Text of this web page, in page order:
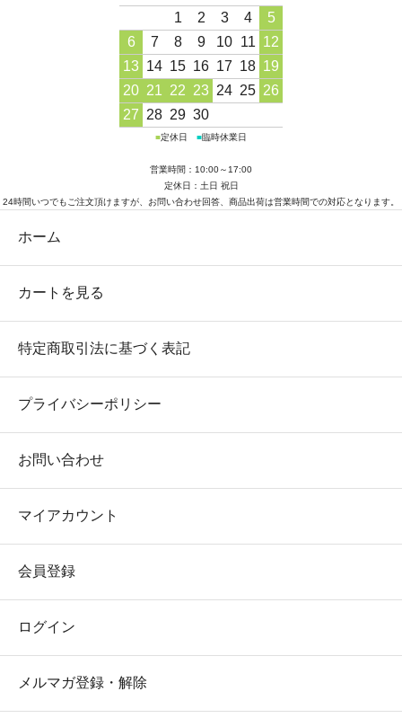
1
2 3 4
5
6
7 8 9 10 11 12
13 14 15 16 17 18 19
20 21 22 23 24 25 26
27 28 29 30
■定休日 ■臨時休業日
営業時間：10:00～17:00
定休日：土日 祝日
24時間いつでもご注文頂けますが、お問い合わせ回答、商品出荷は営業時間での対応となります。
ホーム
カートを見る
特定商取引法に基づく表記
プライバシーポリシー
お問い合わせ
マイアカウント
会員登録
ログイン
メルマガ登録・解除